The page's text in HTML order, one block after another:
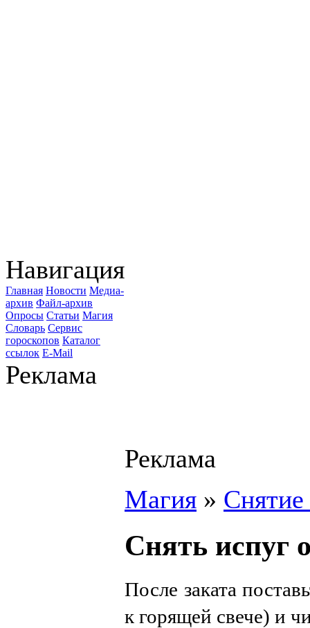
Навигация
Главная Новости Медиа-
архив Файл-архив
Опросы Статьи Магия
Словарь Сервис
гороскопов Каталог
ссылок E-Mail
Реклама
Реклама
Магия » Снятие
Снять испуг
После заката
к горящей свече) и